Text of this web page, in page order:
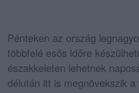
Pénteken az ország
többfelé esős időre
északkeleten lehetnek
délután itt is megnövekszik